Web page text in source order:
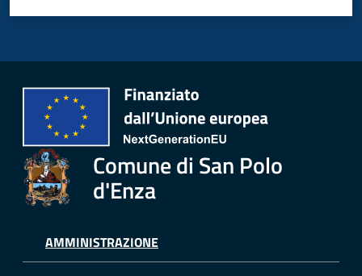
su
Comune di San Polo
d'Enza
AMMINISTRAZIONE